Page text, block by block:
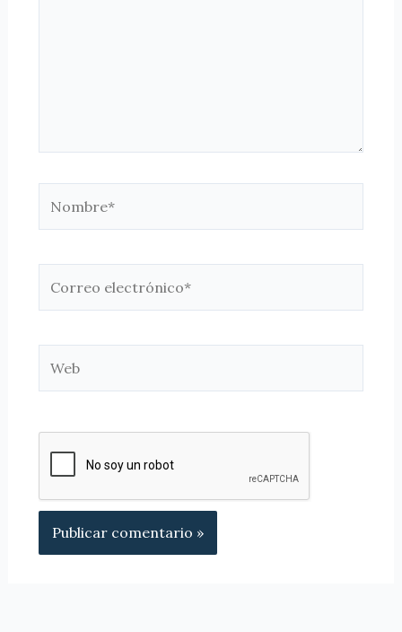
electrónico*